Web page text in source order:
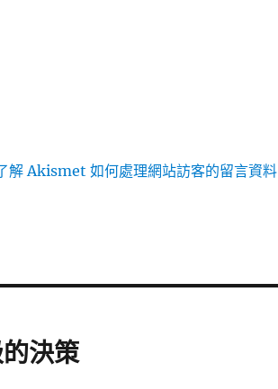
解 Akismet 如何處理網站訪客的留言資料
決策